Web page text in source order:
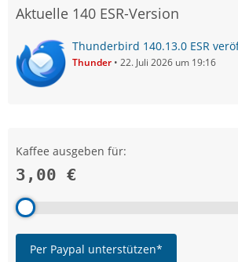
Aktuelle 140 ESR-Version
Thunderbird 140.13.0 ESR
Thunder 22. Juli 2026 um 19:16
Kaffee ausgeben für:
3,00 €
Per Paypal unterstützen*